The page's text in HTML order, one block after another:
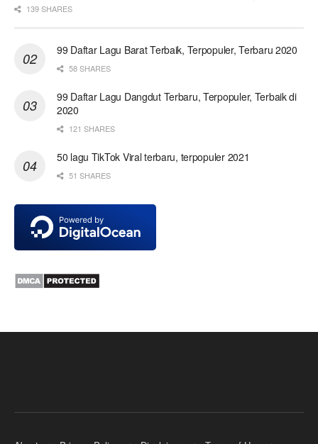
139 SHARES
99 Daftar Lagu Barat Terbaik, Terpopuler, Terbaru 2020
58 SHARES
99 Daftar Lagu Dangdut Terbaru, Terpopuler, Terbaik di
2020
121 SHARES
50 lagu TikTok Viral terbaru, terpopuler 2021
51 SHARES